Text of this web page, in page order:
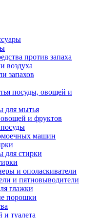
против запаха
воздуха
запахов
посуды, овощей и
для мытья
и фруктов
машин
для стирки
и ополаскиватели
и пятновыводители
глажки
порошки
и туалета